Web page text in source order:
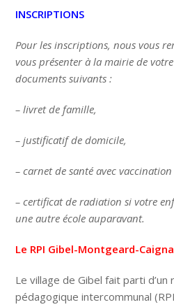
INSCRIPTIONS
Pour les inscriptions, nous vous
vous présenter à la mairie de
documents suivants :
– livret de famille,
– justificatif de domicile,
– carnet de santé avec
– certificat de radiation si votre
une autre école auparavant.
Le RPI Gibel-Montgeard-
Le village de Gibel fait parti
pédagogique intercommunal